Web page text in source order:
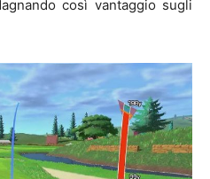
così vantaggio sugli